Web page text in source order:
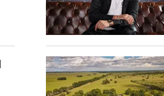
Camarón Tití precocido
Cebolla cabezona blanca
Cebolla cabezona roja